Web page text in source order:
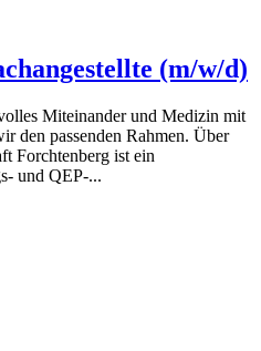
(m/w/d)
Miteinander und Medizin mit
den passenden Rahmen. Über
Forchtenberg ist ein
und QEP-...